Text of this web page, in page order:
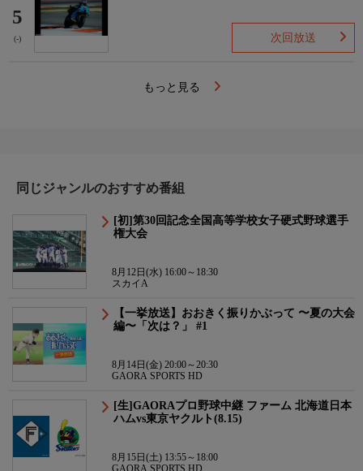
5
(-) 次回放送
もっと見る
同じジャンルのおすすめ番組
[初]第30回記念全国高等学校女子硬式野球選手
権大会
8月12日(水) 16:00～18:30
スカイA
【一挙放送】おおきく振りかぶって 〜夏の大会
編〜「次は？」 #1
8月14日(金) 20:00～20:30
GAORA SPORTS HD
[生]GAORAプロ野球中継 ファーム 北海道日本
ハムvs東京ヤクルト(8.15)
8月15日(土) 13:55～18:00
GAORA SPORTS HD